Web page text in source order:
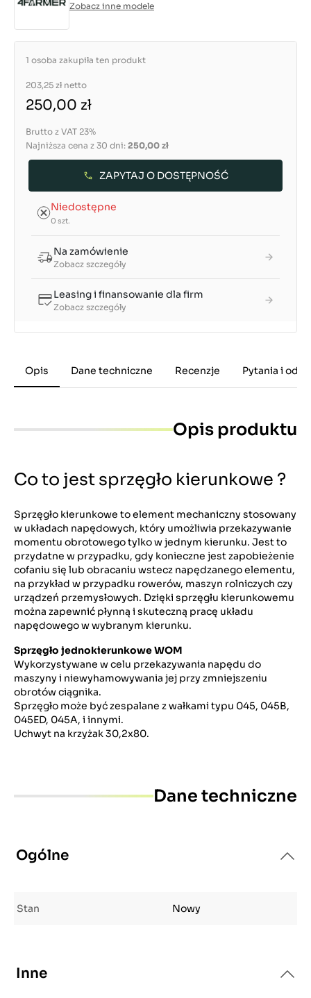
Zobacz inne modele
1 osoba zakupiła ten produkt
203,25 zł netto
250,00 zł
Brutto z VAT 23%
Najniższa cena z 30 dni: 250,00 zł
ZAPYTAJ O DOSTĘPNOŚĆ
Niedostępne
0 szt.
Na zamówienie
Zobacz szczegóły
Leasing i finansowanie dla firm
Zobacz szczegóły
Opis Dane techniczne Recenzje Pytania i
Opis produktu
Co to jest sprzęgło kierunkowe ?
Sprzęgło kierunkowe to element mechaniczny stosowany
w układach napędowych, który umożliwia przekazywanie
momentu obrotowego tylko w jednym kierunku. Jest to
przydatne w przypadku, gdy konieczne jest zapobieżenie
cofaniu się lub obracaniu wstecz napędzanego elementu,
na przykład w przypadku rowerów, maszyn rolniczych czy
urządzeń przemysłowych. Dzięki sprzęgłu kierunkowemu
można zapewnić płynną i skuteczną pracę układu
napędowego w wybranym kierunku.
Sprzęgło jednokierunkowe WOM
Wykorzystywane w celu przekazywania napędu do
maszyny i niewyhamowywania jej przy zmniejszeniu
obrotów ciągnika.
Sprzęgło może być zespalane z wałkami typu 045, 045B,
045ED, 045A, i innymi.
Uchwyt na krzyżak 30,2x80.
Dane techniczne
Ogólne
Stan Nowy
Inne